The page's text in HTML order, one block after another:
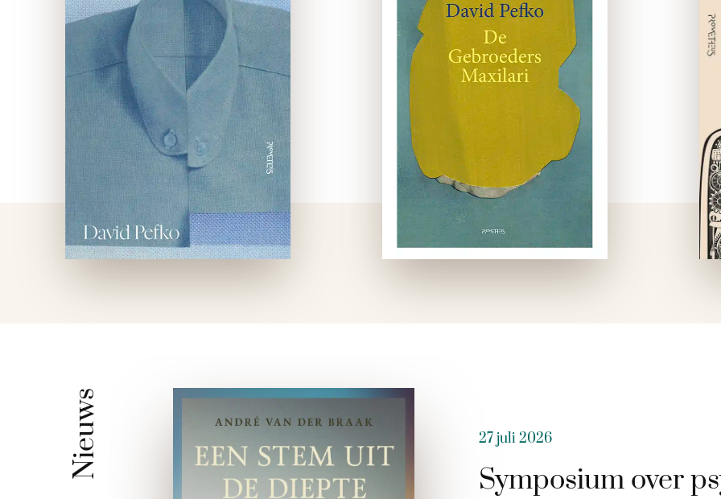
Rosa studeerde ooit
psychologie, nu slijt ze haar
dagen op de strijkafdeling
van een stomerij. ’s Avonds
zit ze alleen thuis en ervaart
grote leegte. Haar moeder
heeft zichzelf van …
Als de jonge broers Levi en
Ze’ev Maxilari bij de
mysterieuze juwelier
Silbernberg een groot en
schitterend geheim
ontdekken en ze
onverwachts handlangers
worden in het terugdraaien
van een immense …
Nieuws 27 juli 2026
Symposium over